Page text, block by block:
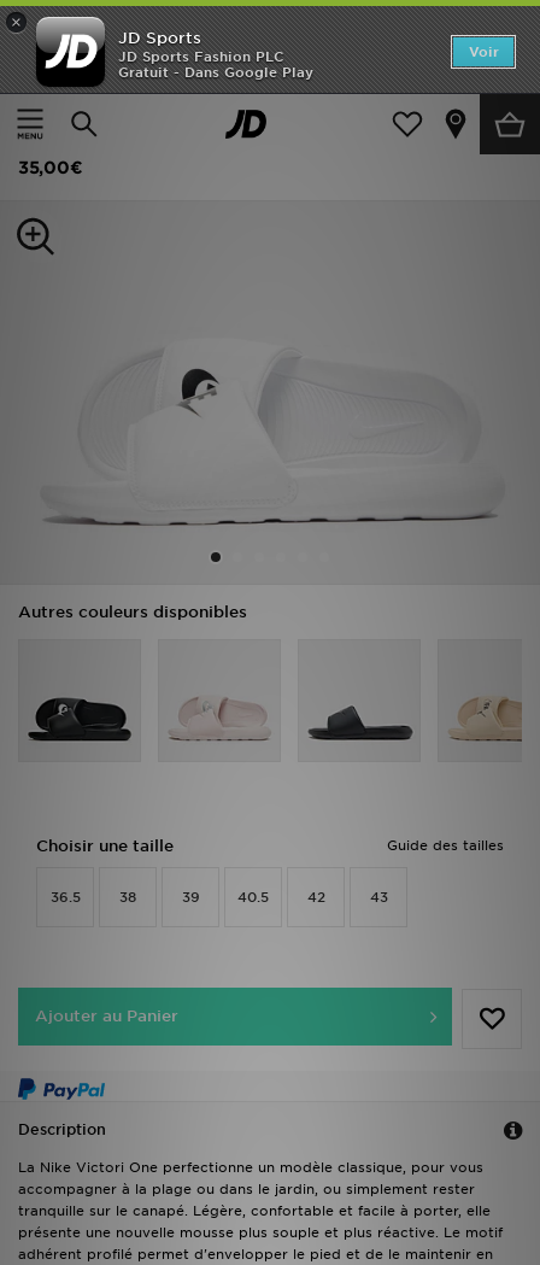
×
JD Sports
JD Sports Fashion PLC
Gratuit - Dans Google Play
Voir
Accueil
Femme Chaussures Femme Baskets
Nike Claquette pour femme Victori One
35,00€
Autres couleurs disponibles
Guide des tailles
Choisir une taille
36.5 38 39 40.5 42 43
Ajouter au Panier
Description
La Nike Victori One perfectionne un modèle classique, pour vous
accompagner à la plage ou dans le jardin, ou simplement rester
tranquille sur le canapé. Légère, confortable et facile à porter, elle
présente une nouvelle mousse plus souple et plus réactive. Le motif
adhérent profilé permet d'envelopper le pied et de le maintenir en
Accueil
Nouveautés
Enfant
Service client